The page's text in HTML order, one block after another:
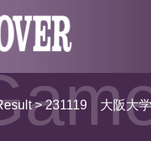
> 231119 大阪大